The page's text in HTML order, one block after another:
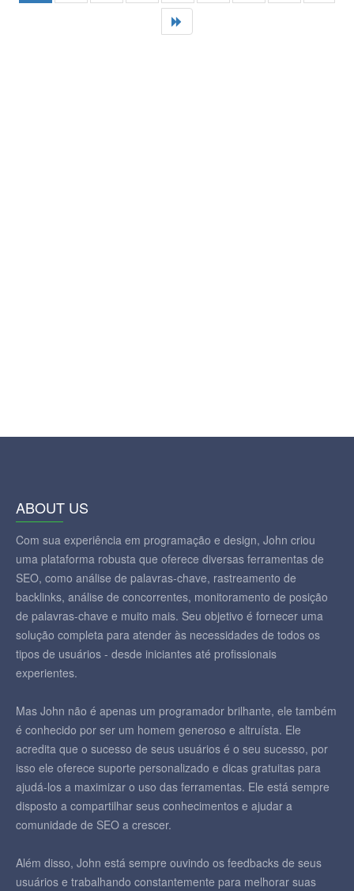
ABOUT US
Com sua experiência em programação e design, John criou
uma plataforma robusta que oferece diversas ferramentas de
SEO, como análise de palavras-chave, rastreamento de
backlinks, análise de concorrentes, monitoramento de posição
de palavras-chave e muito mais. Seu objetivo é fornecer uma
solução completa para atender às necessidades de todos os
tipos de usuários - desde iniciantes até profissionais
experientes.
Mas John não é apenas um programador brilhante, ele também
é conhecido por ser um homem generoso e altruísta. Ele
acredita que o sucesso de seus usuários é o seu sucesso, por
isso ele oferece suporte personalizado e dicas gratuitas para
ajudá-los a maximizar o uso das ferramentas. Ele está sempre
disposto a compartilhar seus conhecimentos e ajudar a
comunidade de SEO a crescer.
Além disso, John está sempre ouvindo os feedbacks de seus
usuários e trabalhando constantemente para melhorar suas